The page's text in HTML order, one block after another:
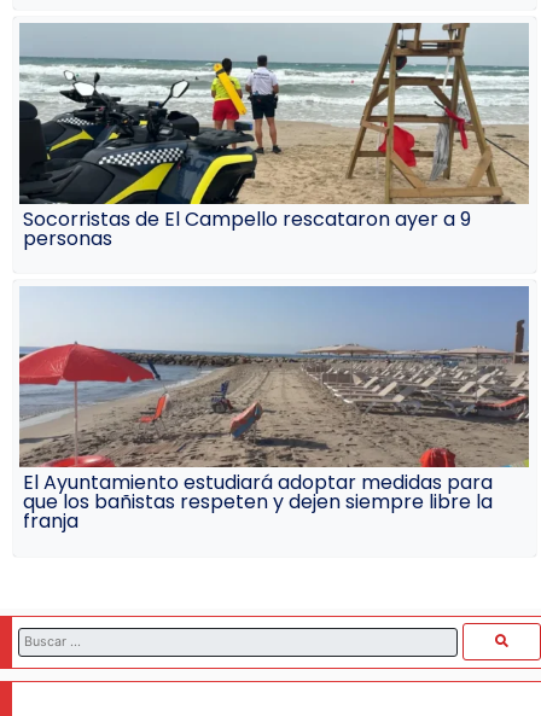
Socorristas de El Campello rescataron ayer a 9
personas
El Ayuntamiento estudiará adoptar medidas para
que los bañistas respeten y dejen siempre libre la
franja